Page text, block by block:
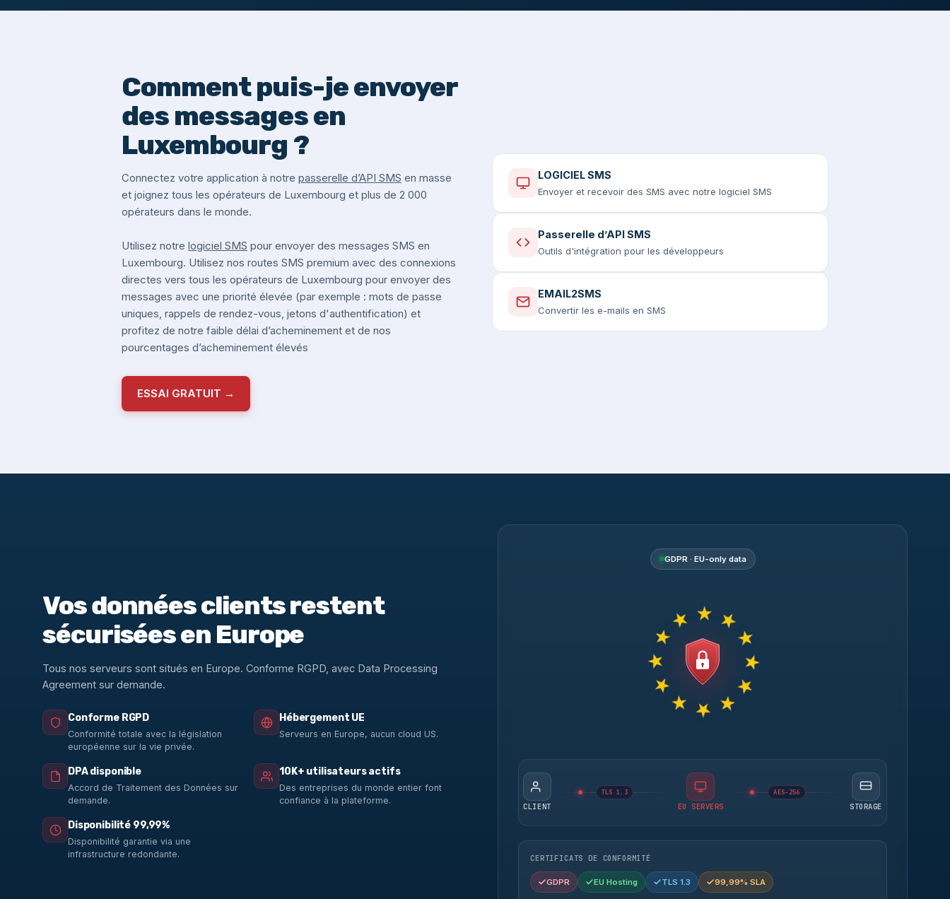
Comment puis-je envoyer
des messages en
Luxembourg ?
Connectez votre application à notre passerelle d’API SMS en masse
et joignez tous les opérateurs de Luxembourg et plus de 2 000
opérateurs dans le monde.
Utilisez notre logiciel SMS pour envoyer des messages SMS en
Luxembourg. Utilisez nos routes SMS premium avec des connexions
directes vers tous les opérateurs de Luxembourg pour envoyer des
messages avec une priorité élevée (par exemple : mots de passe
uniques, rappels de rendez-vous, jetons d'authentification) et
profitez de notre faible délai d’acheminement et de nos
pourcentages d’acheminement élevés
ESSAI GRATUIT →
LOGICIEL SMS
Envoyer et recevoir des SMS avec notre logiciel SMS
Passerelle d’API SMS
Outils d'intégration pour les développeurs
EMAIL2SMS
Convertir les e-mails en SMS
Vos données clients restent
sécurisées en Europe
Tous nos serveurs sont situés en Europe. Conforme RGPD, avec Data Processing
Agreement sur demande.
Conforme RGPD
Conformité totale avec la législation
européenne sur la vie privée.
Hébergement UE
Serveurs en Europe, aucun cloud US.
DPA disponible
Accord de Traitement des Données sur
demande.
10K+ utilisateurs actifs
Des entreprises du monde entier font
confiance à la plateforme.
Disponibilité 99,99%
Disponibilité garantie via une
infrastructure redondante.
GDPR · EU-only data
CLIENT
TLS 1.3
EU SERVERS
AES-256
STORAGE
CERTIFICATS DE CONFORMITÉ
GDPR EU Hosting TLS 1.3 99,99% SLA